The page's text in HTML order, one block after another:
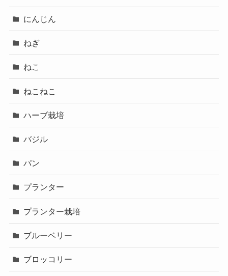
にんじん
ねぎ
ねこ
ねこねこ
ハーブ栽培
バジル
パン
プランター
プランター栽培
ブルーベリー
ブロッコリー